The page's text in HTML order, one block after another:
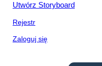
Utwórz Storyboard
Rejestr
Zaloguj się